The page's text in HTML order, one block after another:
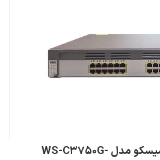
سوئیچ 24 پورت سیسکو مدل WS-C3750G-